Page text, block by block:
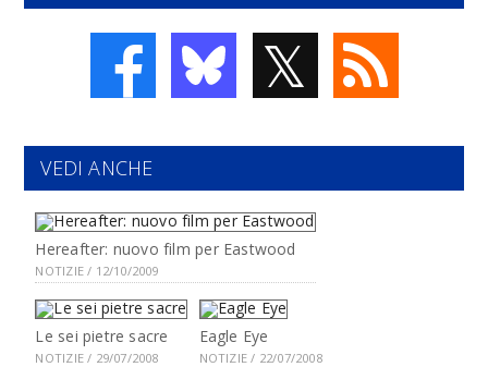
𝕏
VEDI ANCHE
Hereafter: nuovo film per Eastwood
NOTIZIE / 12/10/2009
Le sei pietre sacre
NOTIZIE / 29/07/2008
Eagle Eye
NOTIZIE / 22/07/2008